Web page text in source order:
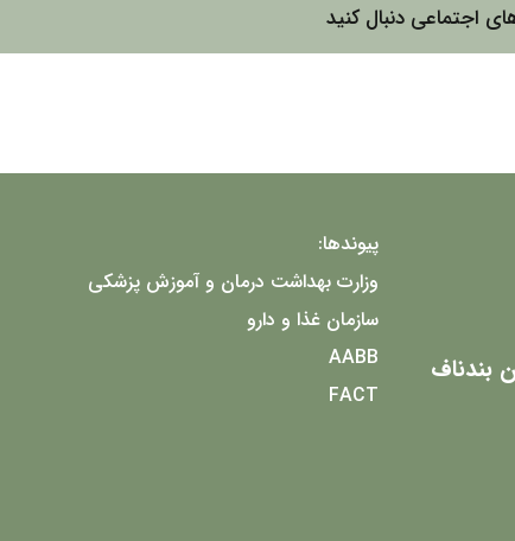
اجتماعی دنبال کنید
بندناف
پیوندها:
وزارت بهداشت درمان و آموزش پزشکی
سازمان غذا و دارو
AABB
FACT